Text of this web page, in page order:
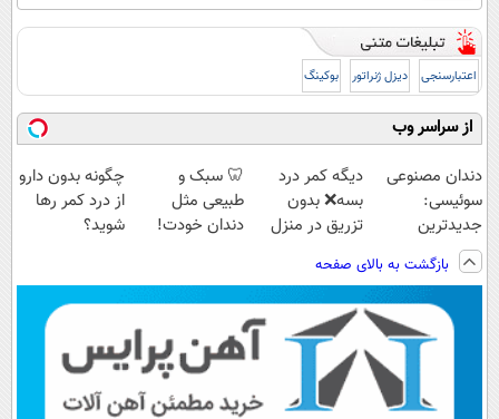
اعتبارسنجی دیزل ژنراتور بوکینگ
از سراسر وب
دندان مصنوعی
سوئیسی:
جدیدترین
فناوری اروپا،
سبک و مقاوم |
پرداخت قسطی
دیگه کمر درد
بسه❌ بدون
تزریق در منزل
◀پرسش‌نامه پر
کن▶
🦷 سبک و
طبیعی مثل
دندان خودت!
💳 📍 تهران
چگونه بدون دارو
از درد کمر رها
شوید؟
بازگشت به بالای صفحه